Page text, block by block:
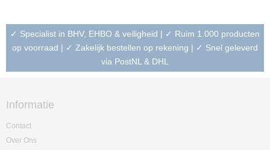
✓ Specialist in BHV, EHBO & veiligheid | ✓ Ruim 1.000 producten
op voorraad | ✓ Zakelijk bestellen op rekening | ✓ Snel geleverd
via PostNL & DHL
Informatie
Contact
Over Ons